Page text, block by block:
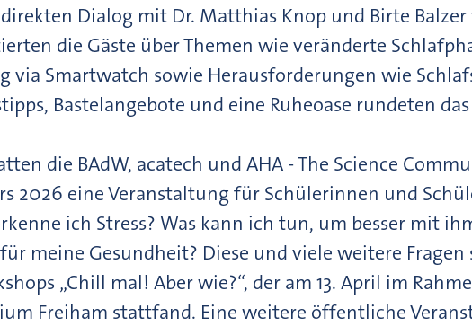
Dialog mit Dr. Matthias Knop und Birte
die Gäste über Themen wie veränderte
via Smartwatch sowie Herausforderungen wie
Bastelangebote und eine Ruheoase rundeten
die BAdW, acatech und AHA - The Science
2026 eine Veranstaltung für Schülerinnen und
ich Stress? Was kann ich tun, um besser mit
meine Gesundheit? Diese und viele weitere
„Chill mal! Aber wie?“, der am 13. April im
Freiham stattfand. Eine weitere öffentliche